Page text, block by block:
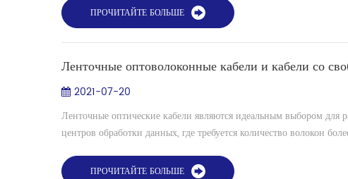
ПРОЧИТАЙТЕ БОЛЬШЕ
Ленточные оптоволоконные кабели и кабели со
2021-07-20
Ленточные оптические кабели являются идеальным выбором для
центров обработки данных, где требуется количество волокон
ПРОЧИТАЙТЕ БОЛЬШЕ